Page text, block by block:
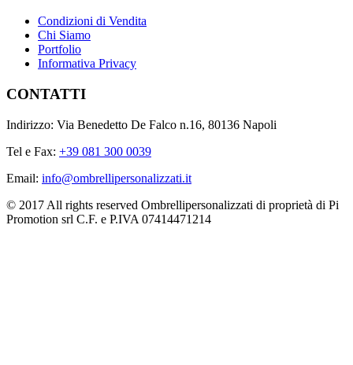
Condizioni di Vendita
Chi Siamo
Portfolio
Informativa Privacy
CONTATTI
Indirizzo: Via Benedetto De Falco n.16, 80136 Napoli
Tel e Fax: +39 081 300 0039
Email: info@ombrellipersonalizzati.it
© 2017 All rights reserved Ombrellipersonalizzati di proprietà di Pi
Promotion srl C.F. e P.IVA 07414471214